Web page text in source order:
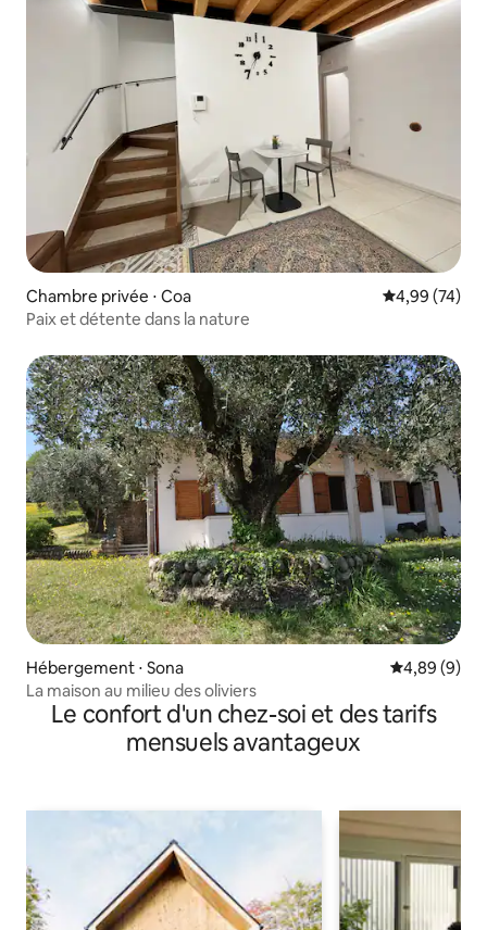
Chambre privée ⋅ Coa Évaluation
4,99 (74)
Paix et détente dans la nature
Hébergement ⋅ Sona Évaluation
4,89 (9)
La maison au milieu des oliviers
Le confort d'un chez-soi et des tarifs
mensuels avantageux